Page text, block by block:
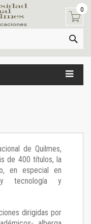
0
de Quilmes,
de 400 títulos, la
en especial en
tecnología y
dirigidas por